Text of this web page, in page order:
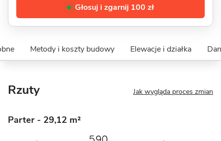
Głosuj i zgarnij 100 zł
Metody i koszty budowy Elewacje i działka
Rzuty Jak wygląda proces zmian
Parter - 29,12 m²